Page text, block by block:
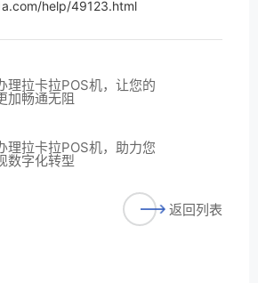
help/49123.html
理拉卡拉POS机，让您的
加畅通无阻
理拉卡拉POS机，助力您
数字化转型
返回列表